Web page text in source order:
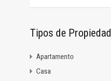
Tipos de Propiedad
Apartamento
Casa